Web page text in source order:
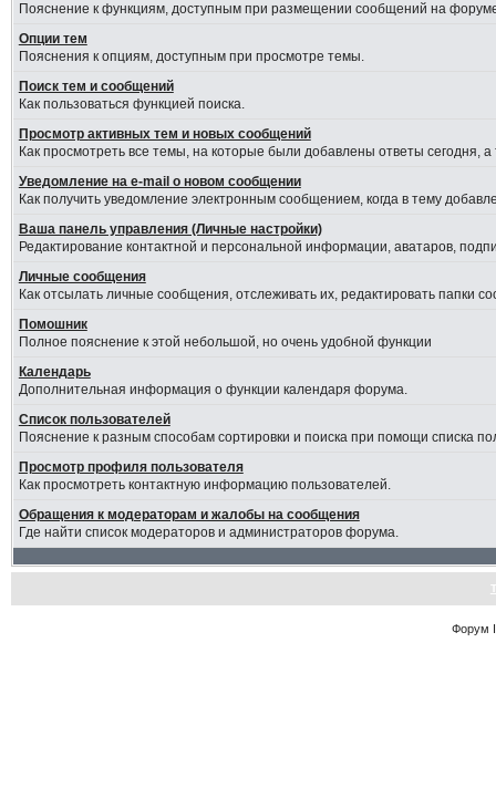
Пояснение к функциям, доступным при размещении сообщений на
Опции тем
Пояснения к опциям, доступным при просмотре темы.
Поиск тем и сообщений
Как пользоваться функцией поиска.
Просмотр активных тем и новых сообщений
Как просмотреть все темы, на которые были добавлены ответы сегодня,
Уведомление на е-mail о новом сообщении
Как получить уведомление электронным сообщением, когда в тему
Ваша панель управления (Личные настройки)
Редактирование контактной и персональной информации, аватаров,
Личные сообщения
Как отсылать личные сообщения, отслеживать их, редактировать папки
Помошник
Полное пояснение к этой небольшой, но очень удобной функции
Календарь
Дополнительная информация о функции календаря форума.
Список пользователей
Пояснение к разным способам сортировки и поиска при помощи списка
Просмотр профиля пользователя
Как просмотреть контактную информацию пользователей.
Обращения к модераторам и жалобы на сообщения
Где найти список модераторов и администраторов форума.
Форум